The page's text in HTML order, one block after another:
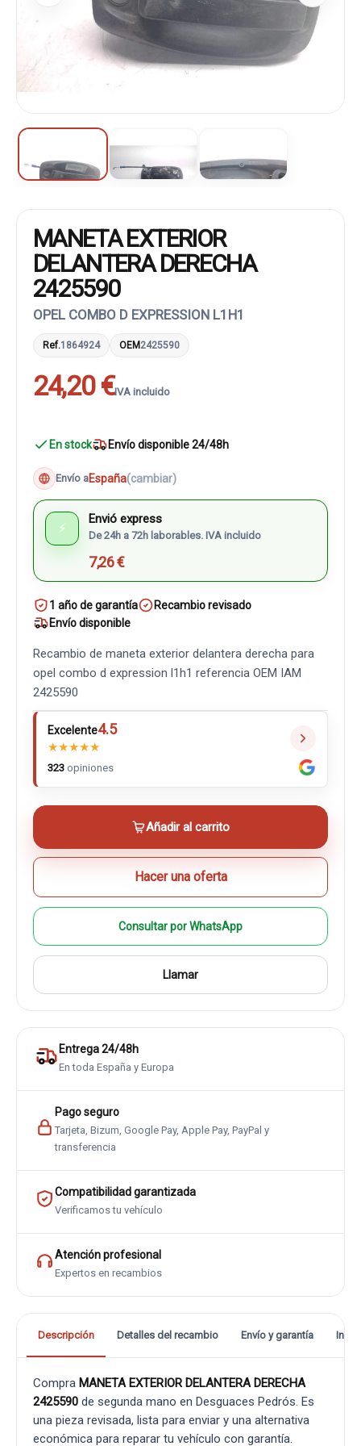
MANETA EXTERIOR
DELANTERA DERECHA
2425590
OPEL COMBO D EXPRESSION L1H1
Ref.1864924 OEM2425590
24,20 €IVA incluido
En stock Envío disponible 24/48h
Envío aEspaña(cambiar)
⚡
Envió express
De 24h a 72h laborables. IVA incluido
7,26 €
1 año de garantía
Recambio revisado
Envío disponible
Recambio de maneta exterior delantera derecha para
opel combo d expression l1h1 referencia OEM IAM
2425590
Excelente4.5
★★★★★
323 opiniones
Añadir al carrito
Hacer una oferta
Consultar por WhatsApp
Llamar
Entrega 24/48h
En toda España y Europa
Pago seguro
Tarjeta, Bizum, Google Pay, Apple Pay, PayPal y
transferencia
Compatibilidad garantizada
Verificamos tu vehículo
Atención profesional
Expertos en recambios
Descripción Detalles del recambio Envío y garantía
Compra MANETA EXTERIOR DELANTERA DERECHA
2425590 de segunda mano en Desguaces Pedrós. Es
una pieza revisada, lista para enviar y una alternativa
económica para reparar tu vehículo con garantía.